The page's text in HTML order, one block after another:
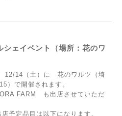
ェイベント（場所：花のワ
12/14（土）に 花のワルツ（埼
）で開催されます。
FARM も出店させていただ
予定品目は以下になります。